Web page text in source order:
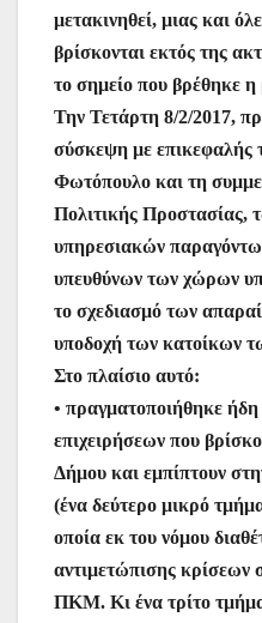
μετακινηθεί, μιας και
βρίσκονται εκτός της
το σημείο που βρέθηκε η
Την Τετάρτη 8/2/2017,
σύσκεψη με επικεφαλής
Φωτόπουλο και τη
Πολιτικής Προστασίας,
υπηρεσιακών
υπευθύνων των χώρων
το σχεδιασμό των
υποδοχή των κατοίκων
Στο πλαίσιο αυτό:
• πραγματοποιήθηκε
επιχειρήσεων που
Δήμου και εμπίπτουν
(ένα δεύτερο μικρό
οποία εκ του νόμου
αντιμετώπισης κρίσεων
ΠΚΜ. Κι ένα τρίτο